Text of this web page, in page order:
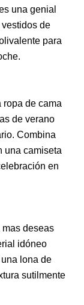
una genial
de
para
ropa de cama
de verano
Combina
una camiseta
en
deseas
idóneo
lona de
sutilmente